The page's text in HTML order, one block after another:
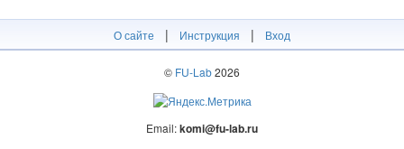
О сайте | Инструкция | Вход
© FU-Lab2026
Email:komi@fu-lab.ru